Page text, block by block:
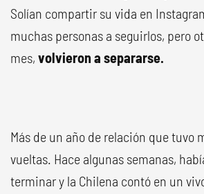
Solían compartir su vida en
muchas personas a seguirlos, pero
mes, volvieron a separarse.
Más de un año de relación que tuvo
vueltas. Hace algunas semanas,
terminar y la Chilena contó en un